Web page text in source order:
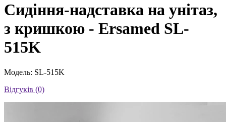
Сидіння-надставка на унітаз,
з кришкою - Ersamed SL-
515K
Модель: SL-515K
Відгуків (0)